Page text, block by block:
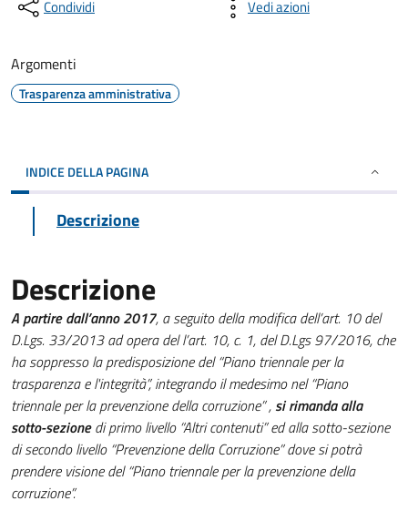
Condividi Vedi azioni
Argomenti
Trasparenza amministrativa
INDICE DELLA PAGINA
Descrizione
Descrizione
A partire dall’anno 2017, a seguito della modifica dell’art. 10 del
D.Lgs. 33/2013 ad opera del l’art. 10, c. 1, del D.Lgs 97/2016, che
ha soppresso la predisposizione del “Piano triennale per la
trasparenza e l'integrità”, integrando il medesimo nel “Piano
triennale per la prevenzione della corruzione” ,si rimanda alla
sotto-sezionedi primo livello “Altri contenuti” ed alla sotto-sezione
di secondo livello “Prevenzione della Corruzione” dove si potrà
prendere visione del “Piano triennale per la prevenzione della
corruzione”.